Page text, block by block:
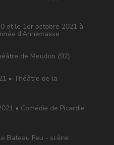
et le 1er octobre 2021 à
d’Annemasse
de Meudon (92)
• Théâtre de la
• Comédie de Picardie
Bateau Feu - scène